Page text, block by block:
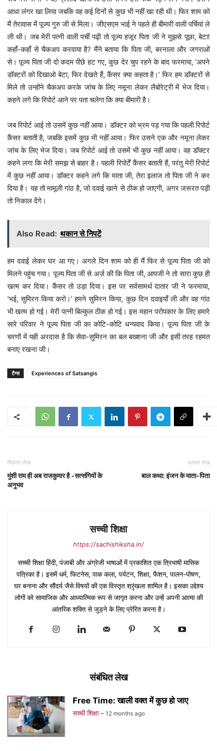
आधा लंगर खा लिया जबकि वह कई दिनों से कुछ भी नहीं खा रही थी। फिर शाम को
मैं तेरावास में पूज्य गुरु जी से मिला। जीएसएम भाई ने पहले ही बीमारी वाली पर्चियां ले
ली थी। जब मेरी पत्नी वाली पर्ची पढ़ी तो पूज्य हजूर पिता जी ने मुझसे पूछा, बेटा!
कहाँ-कहाँ से चैकअप करवाया है? मैंने बताया कि पिता जी, बरनाला और जगराओं
से। पूज्य पिता जी दो कदम पीछे हट गए, कुछ देर चुप रहने के बाद फरमाया, ‘अपने
डॉक्टरों को दिखाओ बेटा, फिर देखते हैं, कैंसर क्या कहता है।’ फिर हम डॉक्टरों से
मिले तो उन्होंने चैकअप करके जांच के लिए नमूना लेकर लैबोरेट्री में भेज दिया।
कहने लगे कि रिपोर्ट आने पर पता चलेगा कि क्या बीमारी है।
जब रिपोर्ट आई तो उसमें कुछ नहीं आया। डॉक्टर को भ्रम पड़ गया कि पहली रिपोर्ट
कैंसर बताती है, जबकि इसमें कुछ भी नहीं आया। फिर उसने एक और नमूना लेकर
जांच के लिए भेज दिया। जब रिपोर्ट आई तो उसमें भी कुछ नहीं आया। वह डॉक्टर
कहने लगा कि मेरी समझ से बाहर है। पहली रिपोर्टें कैंसर बताती हैं, परंतु मेरी रिपोर्ट
में कुछ नहीं आया। डॉक्टर कहने लगे कि माता जी, तेरा इलाज तो पिता जी ने कर
दिया है। यह तो मामूली गांठ है, जो दवाई खाने से ठीक हो जाएगी, अगर जरूरत पड़ी
तो निकाल देंगे।
Also Read: थकान से निपटें
हम दवाई लेकर घर आ गए। अगले दिन शाम को ही मैं फिर से पूज्य पिता जी को
मिलने पहुंच गया। पूज्य पिता जी से अर्ज़ की कि पिता जी, आपजी ने तो सारा कुछ ही
खत्म कर दिया। कैंसर तो उड़ा दिया। इस पर सर्वसामर्थ दातार जी ने फरमाया,
‘भई, सुमिरन किया करो।’ हमने सुमिरन किया, कुछ दिन दवाइयाँ ली और वह गांठ
भी खत्म हो गई। मेरी पत्नी बिल्कुल ठीक हो गई। इस महान परोपकार के लिए हमारे
सारे परिवार ने पूज्य पिता जी का कोटि-कोटि धन्यवाद किया। पूज्य पिता जी के
चरणों में यही अरदास है कि सेवा-सुमिरन का बल बख्शना जी और इसी तरह रहमत
बनाए रखना जी।
टैग्स Experiences of Satsangis
पिछला लेख
मुंशी राम ही अब राजकुमार है -सत्संगियों के
अनुभव
अगला लेख
बाल कथा: इंजन के माता-पिता
सच्ची शिक्षा
https://sachishiksha.in/
सच्ची शिक्षा हिंदी, पंजाबी और अंग्रेजी भाषाओं में प्रकाशित एक त्रिभाषी मासिक
पत्रिका है। इसमें धर्म, फिटनेस, पाक कला, पर्यटन, शिक्षा, फैशन, पालन-पोषण,
घर बनाना और सौंदर्य जैसे विषयों की एक विस्तृत श्रृंखला शामिल है। इसका उद्देश्य
लोगों को सामाजिक और आध्यात्मिक रूप से जागृत करना और उन्हें अपनी आत्मा की
आंतरिक शक्ति से जुड़ने के लिए प्रेरित करना है।
संबंधित लेख
Free Time: खाली वक्त में कुछ हो जाए
सच्ची शिक्षा - 12 months ago